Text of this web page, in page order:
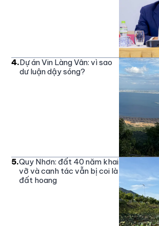
4.Dự án Vin Làng Vân: vì sao
dư luận dậy sóng?
5.Quy Nhơn: đất 40 năm khai
vỡ và canh tác vẫn bị coi là
đất hoang